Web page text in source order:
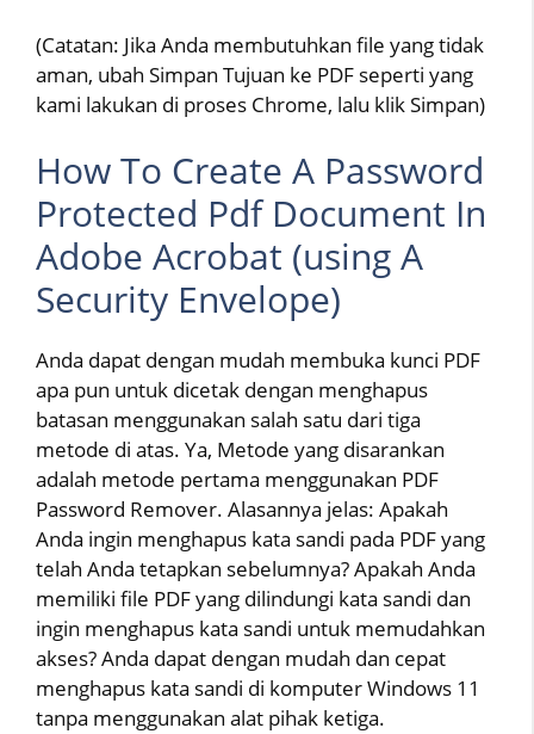
(Catatan: Jika Anda membutuhkan file yang tidak
aman, ubah Simpan Tujuan ke PDF seperti yang
kami lakukan di proses Chrome, lalu klik Simpan)
How To Create A Password
Protected Pdf Document In
Adobe Acrobat (using A
Security Envelope)
Anda dapat dengan mudah membuka kunci PDF
apa pun untuk dicetak dengan menghapus
batasan menggunakan salah satu dari tiga
metode di atas. Ya, Metode yang disarankan
adalah metode pertama menggunakan PDF
Password Remover. Alasannya jelas: Apakah
Anda ingin menghapus kata sandi pada PDF yang
telah Anda tetapkan sebelumnya? Apakah Anda
memiliki file PDF yang dilindungi kata sandi dan
ingin menghapus kata sandi untuk memudahkan
akses? Anda dapat dengan mudah dan cepat
menghapus kata sandi di komputer Windows 11
tanpa menggunakan alat pihak ketiga.